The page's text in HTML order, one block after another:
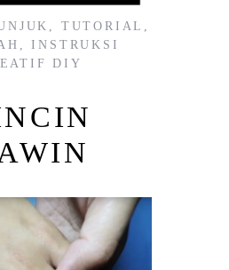
TUTORIAL,
INSTRUKSI
DIY